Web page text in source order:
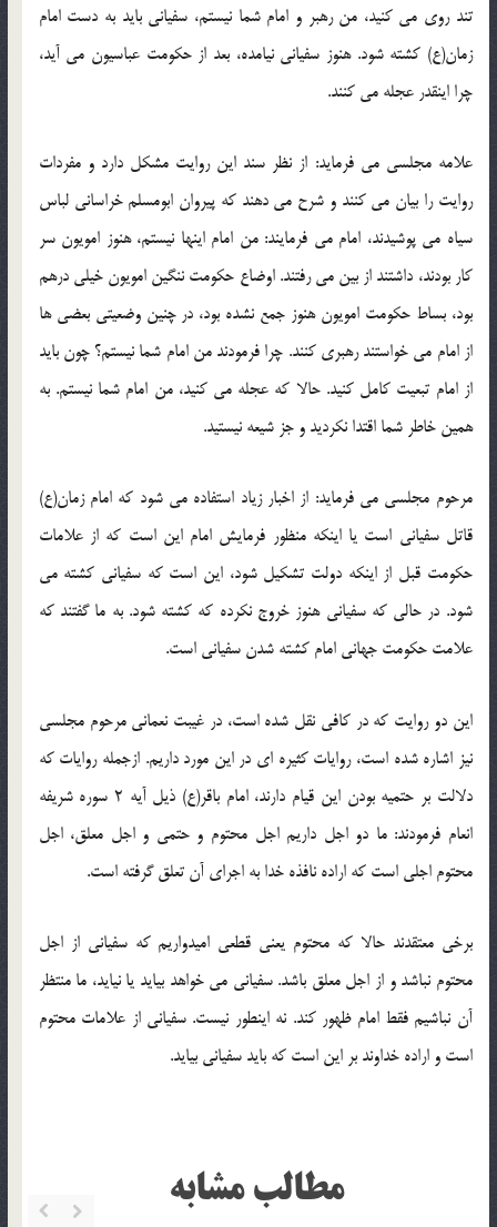
تند روی می کنید، من رهبر و امام شما نیستم، سفیانی باید به دست امام
زمان(ع) کشته شود. هنوز سفیانی نیامده، بعد از حکومت عباسیون می آید،
چرا اینقدر عجله می کنند.
علامه مجلسی می فرماید: از نظر سند این روایت مشکل دارد و مفردات
روایت را بیان می کنند و شرح می دهند که پیروان ابومسلم خراسانی لباس
سیاه می پوشیدند، امام می فرمایند: من امام اینها نیستم، هنوز امویون سر
کار بودند، داشتند از بین می رفتند. اوضاع حکومت ننگین امویون خیلی درهم
بود، بساط حکومت امویون هنوز جمع نشده بود، در چنین وضعیتی بعضی ها
از امام می خواستند رهبری کنند. چرا فرمودند من امام شما نیستم؟ چون باید
از امام تبعیت کامل کنید. حالا که عجله می کنید، من امام شما نیستم. به
همین خاطر شما اقتدا نکردید و جز شیعه نیستید.
مرحوم مجلسی می فرماید: از اخبار زیاد استفاده می شود که امام زمان(ع)
قاتل سفیانی است یا اینکه منظور فرمایش امام این است که از علامات
حکومت قبل از اینکه دولت تشکیل شود، این است که سفیانی کشته می
شود. در حالی که سفیانی هنوز خروج نکرده که کشته شود. به ما گفتند که
علامت حکومت جهانی امام کشته شدن سفیانی است.
این دو روایت که در کافی نقل شده است، در غیبت نعمانی مرحوم مجلسی
نیز اشاره شده است، روایات کثیره ای در این مورد داریم. ازجمله روایات که
دلالت بر حتمیه بودن این قیام دارند، امام باقر(ع) ذیل آیه 2 سوره شریفه
انعام فرمودند: ما دو اجل داریم اجل محتوم و حتمی و اجل معلق، اجل
محتوم اجلی است که اراده نافذه خدا به اجرای آن تعلق گرفته است.
برخی معتقدند حالا که محتوم یعنی قطعی امیدواریم که سفیانی از اجل
محتوم نباشد و از اجل معلق باشد. سفیانی می خواهد بیاید یا نیاید، ما منتظر
آن نباشیم فقط امام ظهور کند. نه اینطور نیست. سفیانی از علامات محتوم
است و اراده خداوند بر این است که باید سفیانی بیاید.
مطالب مشابه